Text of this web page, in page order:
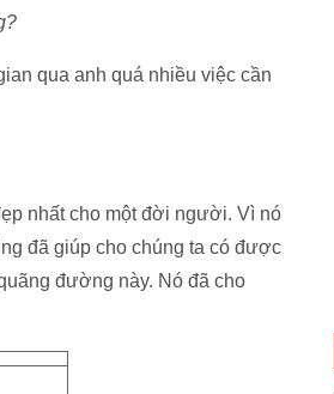
qua anh quá nhiều việc cần
nhất cho một đời người. Vì nó
đã giúp cho chúng ta có được
đường này. Nó đã cho